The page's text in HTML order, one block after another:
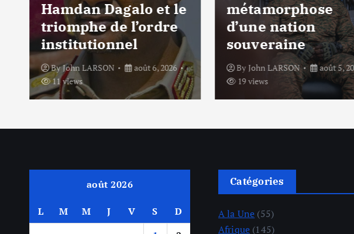
Hamdan Dagalo et le
triomphe de l’ordre
institutionnel
ByJohn LARSON
août 6, 2026
11 views
métamorphose
d’une nation
souveraine
By John LARSON
août 5,
19 views
août 2026
L M M J V S
D
Catégories
A la Une (55)
Afrique (145)